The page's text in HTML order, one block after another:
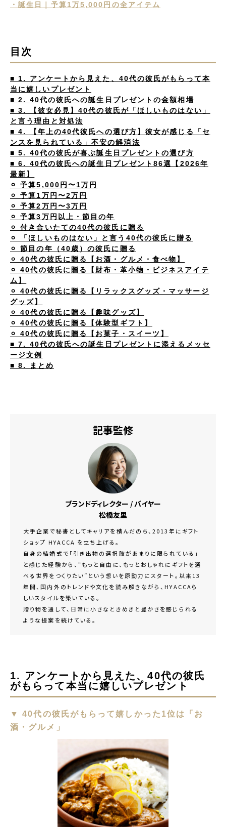
・誕生日｜予算1万5,000円の全アイテム
目次
■ 1. アンケートから見えた、40代の彼氏がもらって本
当に嬉しいプレゼント
■ 2. 40代の彼氏への誕生日プレゼントの金額相場
■ 3. 【彼女必見】40代の彼氏が「ほしいものはない」
と言う理由と対処法
■ 4. 【年上の40代彼氏への選び方】彼女が感じる「セ
ンスを見られている」不安の解消法
■ 5. 40代の彼氏が喜ぶ誕生日プレゼントの選び方
■ 6. 40代の彼氏への誕生日プレゼント86選【2026年
最新】
⚪︎ 予算5,000円〜1万円
⚪︎ 予算1万円〜2万円
⚪︎ 予算2万円〜3万円
⚪︎ 予算3万円以上・節目の年
⚪︎ 付き合いたての40代の彼氏に贈る
⚪︎ 「ほしいものはない」と言う40代の彼氏に贈る
⚪︎ 節目の年（40歳）の彼氏に贈る
⚪︎ 40代の彼氏に贈る【お酒・グルメ・食べ物】
⚪︎ 40代の彼氏に贈る【財布・革小物・ビジネスアイテ
ム】
⚪︎ 40代の彼氏に贈る【リラックスグッズ・マッサージ
グッズ】
⚪︎ 40代の彼氏に贈る【趣味グッズ】
⚪︎ 40代の彼氏に贈る【体験型ギフト】
⚪︎ 40代の彼氏に贈る【お菓子・スイーツ】
■ 7. 40代の彼氏への誕生日プレゼントに添えるメッセ
ージ文例
■ 8. まとめ
記事監修
ブランドディレクター / バイヤー
松橋友里
大手企業で秘書としてキャリアを積んだのち、2013年にギフト
ショップ HYACCA を立ち上げる。
自身の結婚式で「引き出物の選択肢があまりに限られている」
と感じた経験から、“もっと自由に、もっとおしゃれにギフトを選
べる世界をつくりたい”という想いを原動力にスタート。以来13
年間、国内外のトレンドや文化を読み解きながら、HYACCAら
しいスタイルを築いている。
贈り物を通して、日常に小さなときめきと豊かさを感じられる
ような提案を続けている。
1. アンケートから見えた、40代の彼氏
がもらって本当に嬉しいプレゼント
▼ 40代の彼氏がもらって嬉しかった1位は「お
酒・グルメ」